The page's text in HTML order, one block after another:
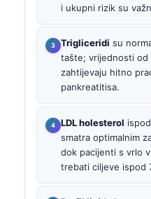
i ukupni rizik su
Trigliceridi su
tašte; vrijednosti od
zahtijevaju hitno
pankreatitisa.
LDL holesterol
smatra optimalnim
dok pacijenti s vrlo
trebati ciljeve ispod